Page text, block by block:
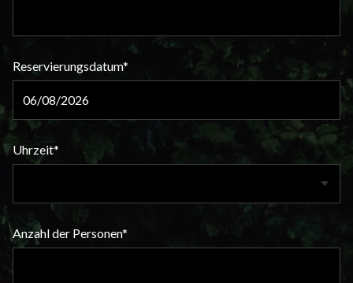
Reservierungsdatum*
Uhrzeit*
Anzahl der Personen*